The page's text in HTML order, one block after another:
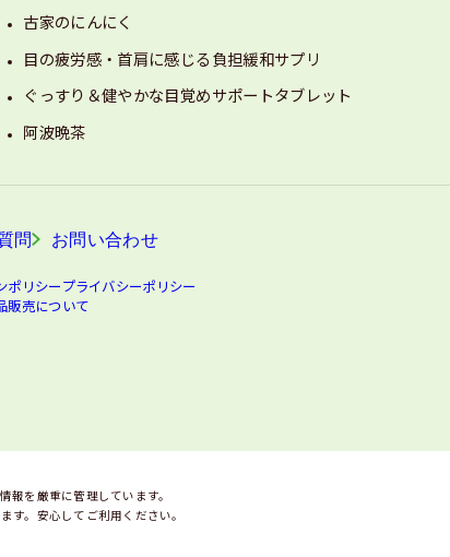
古家のにんにく
目の疲労感・首肩に感じる負担緩和サプリ
ぐっすり＆健やかな目覚めサポートタブレット
阿波晩茶
問 お問い合わせ
ポリシープライバシーポリシー
販売について
報を厳重に管理しています。
す。安心してご利用ください。